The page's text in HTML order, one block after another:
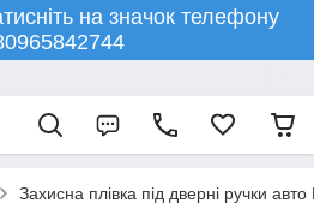
на значок телефону
Захисна плівка під дверні ручки